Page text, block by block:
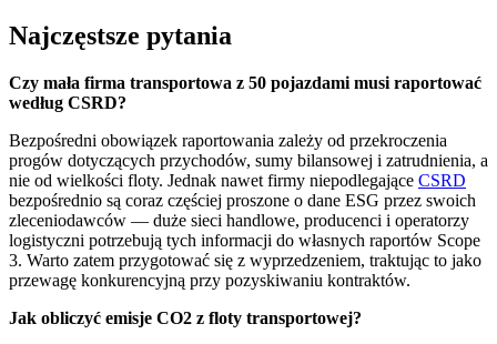
Najczęstsze pytania
Czy mała firma transportowa z 50 pojazdami musi raportować
według CSRD?
Bezpośredni obowiązek raportowania zależy od przekroczenia
progów dotyczących przychodów, sumy bilansowej i zatrudnienia, a
nie od wielkości floty. Jednak nawet firmy niepodlegające CSRD
bezpośrednio są coraz częściej proszone o dane ESG przez swoich
zleceniodawców — duże sieci handlowe, producenci i operatorzy
logistyczni potrzebują tych informacji do własnych raportów Scope
3. Warto zatem przygotować się z wyprzedzeniem, traktując to jako
przewagę konkurencyjną przy pozyskiwaniu kontraktów.
Jak obliczyć emisje CO2 z floty transportowej?